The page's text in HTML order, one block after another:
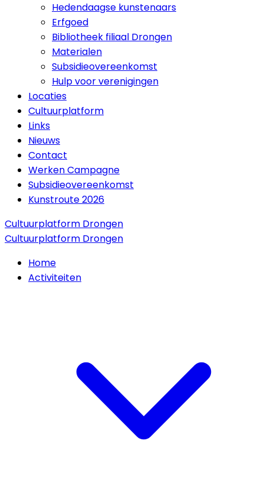
Hedendaagse kunstenaars
Erfgoed
Bibliotheek filiaal Drongen
Materialen
Subsidieovereenkomst
Hulp voor verenigingen
Locaties
Cultuurplatform
Links
Nieuws
Contact
Werken Campagne
Subsidieovereenkomst
Kunstroute 2026
Cultuurplatform Drongen
Cultuurplatform Drongen
Home
Activiteiten